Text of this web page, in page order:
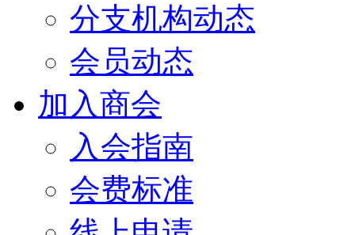
分支机构动态
会员动态
加入商会
入会指南
会费标准